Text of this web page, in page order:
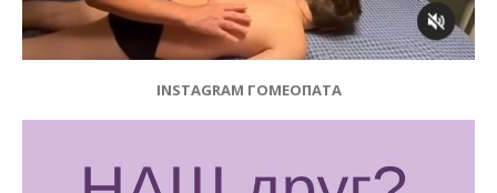
INSTAGRAM ГОМЕОПАТА